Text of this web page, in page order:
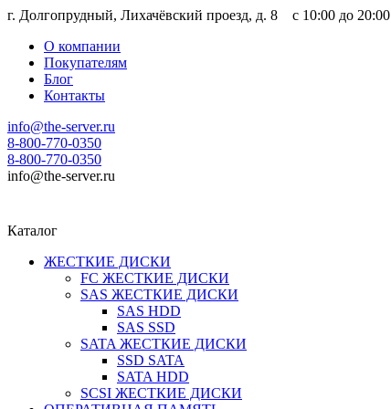
г. Долгопрудный, Лихачёвский проезд, д. 8 c 10:00 до 20:00
О компании
Покупателям
Блог
Контакты
info@the-server.ru
8-800-770-0350
8-800-770-0350
info@the-server.ru
Каталог
ЖЕСТКИЕ ДИСКИ
FC ЖЕСТКИЕ ДИСКИ
SAS ЖЕСТКИЕ ДИСКИ
SAS HDD
SAS SSD
SATA ЖЕСТКИЕ ДИСКИ
SSD SATA
SATA HDD
SCSI ЖЕСТКИЕ ДИСКИ